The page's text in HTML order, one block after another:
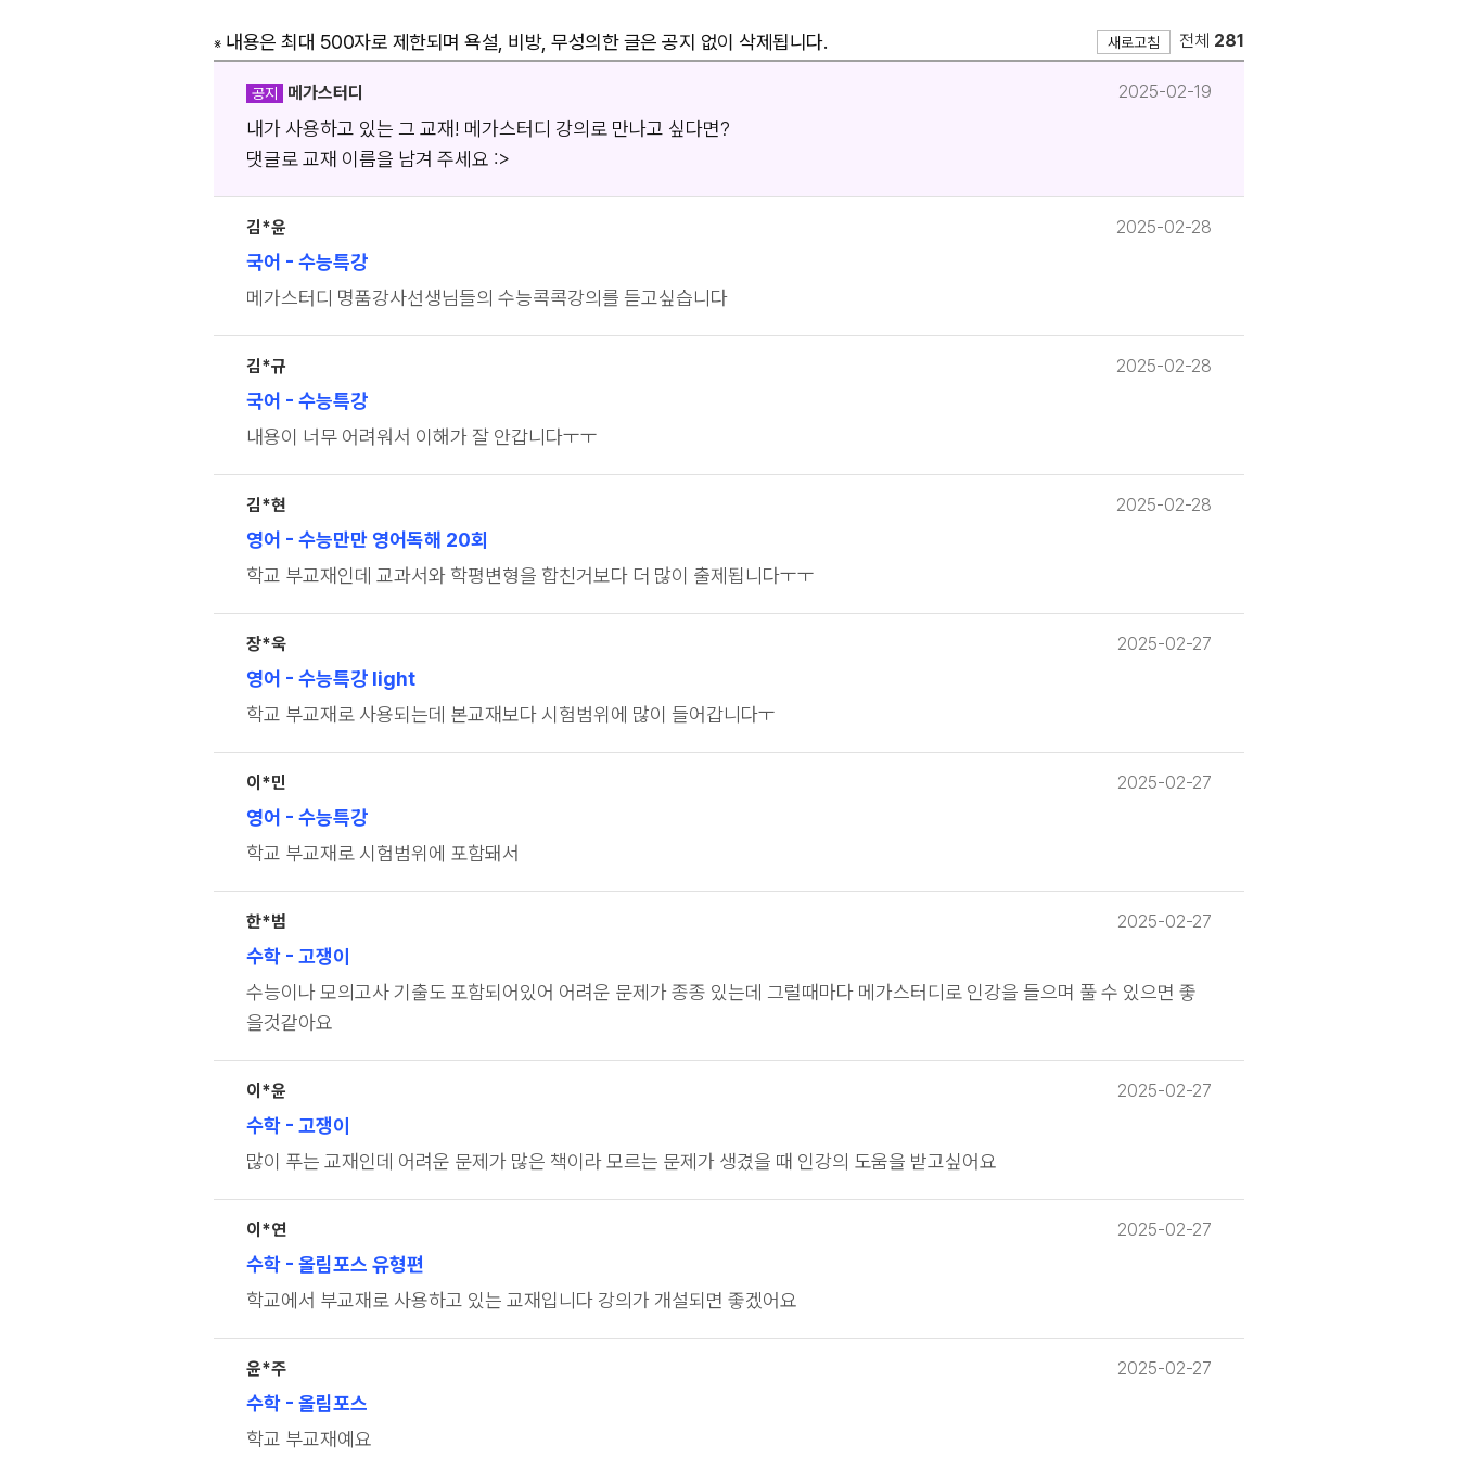
※내용은 최대 500자로 제한되며 욕설, 비방, 무성의한 글은 공지 없이 삭제됩니다. 새로고침 전체 281
공지 메가스터디 2025-02-19
내가 사용하고 있는 그 교재! 메가스터디 강의로 만나고 싶다면?
댓글로 교재 이름을 남겨 주세요 :>
김*윤 2025-02-28
국어 - 수능특강
메가스터디 명품강사선생님들의 수능콕콕강의를 듣고싶습니다
김*규 2025-02-28
국어 - 수능특강
내용이 너무 어려워서 이해가 잘 안갑니다ㅜㅜ
김*현 2025-02-28
영어 - 수능만만 영어독해 20회
학교 부교재인데 교과서와 학평변형을 합친거보다 더 많이 출제됩니다ㅜㅜ
장*욱 2025-02-27
영어 - 수능특강 light
학교 부교재로 사용되는데 본교재보다 시험범위에 많이 들어갑니다ㅜ
이*민 2025-02-27
영어 - 수능특강
학교 부교재로 시험범위에 포함돼서
한*범 2025-02-27
수학 - 고쟁이
수능이나 모의고사 기출도 포함되어있어 어려운 문제가 종종 있는데 그럴때마다 메가스터디로 인강을 들으며 풀 수 있으면 좋
을것같아요
이*윤 2025-02-27
수학 - 고쟁이
많이 푸는 교재인데 어려운 문제가 많은 책이라 모르는 문제가 생겼을 때 인강의 도움을 받고싶어요
이*연 2025-02-27
수학 - 올림포스 유형편
학교에서 부교재로 사용하고 있는 교재입니다 강의가 개설되면 좋겠어요
윤*주 2025-02-27
수학 - 올림포스
학교 부교재예요